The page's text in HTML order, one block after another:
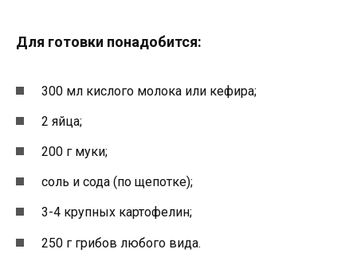
Для готовки понадобится:
300 мл кислого молока или кефира;
2 яйца;
200 г муки;
соль и сода (по щепотке);
3-4 крупных картофелин;
250 г грибов любого вида.